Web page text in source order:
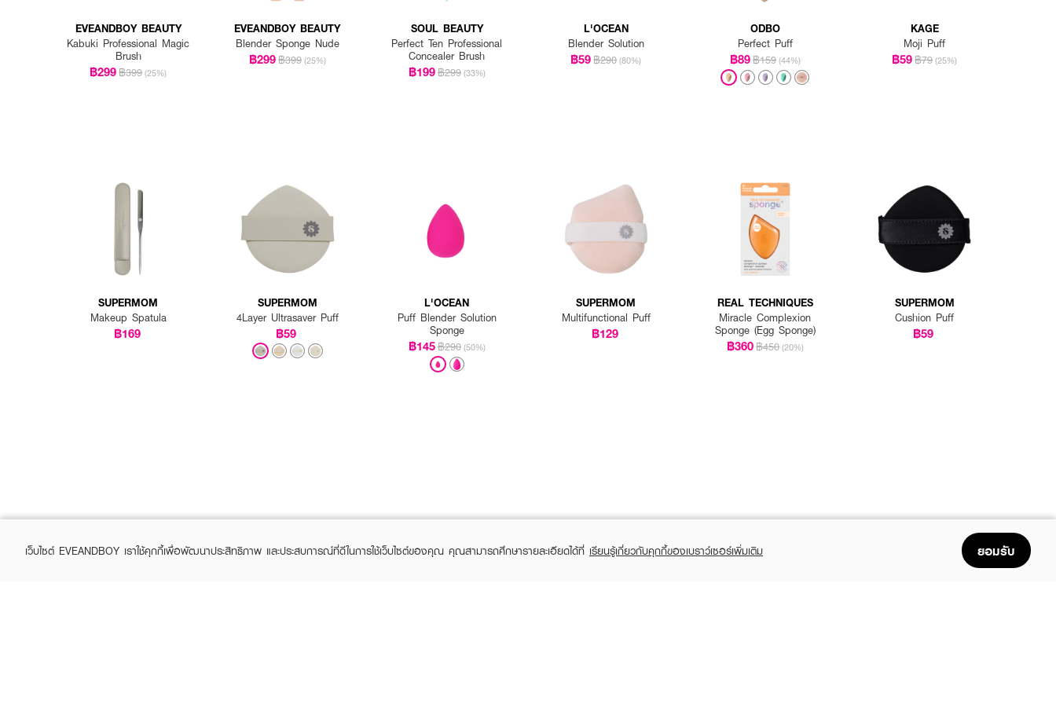
EVEANDBOY BEAUTY
Kabuki Professional Magic
Brush
฿299฿399 (25%)
EVEANDBOY BEAUTY
Blender Sponge Nude
฿299฿399 (25%)
SOUL BEAUTY
Perfect Ten Professional
Concealer Brush
฿199฿299 (33%)
L'OCEAN
Blender Solution
฿59฿290 (80%)
ODBO
Perfect Puff
฿89฿159 (44%)
KAGE
Moji Puff
฿59฿79 (25%)
SUPERMOM
Makeup Spatula
฿169
SUPERMOM
4Layer Ultrasaver Puff
฿59
L'OCEAN
Puff Blender Solution
Sponge
฿145฿290 (50%)
SUPERMOM
Multifunctional Puff
฿129
REAL TECHNIQUES
Miracle Complexion
Sponge (Egg Sponge)
฿360฿450 (20%)
SUPERMOM
Cushion Puff
฿59
เว็บไซต์ EVEANDBOY เราใช้คุกกี้เพื่อพัฒนาประสิทธิภาพ และประสบการณ์ที่ดีในการใช้เว็บไซต์ของคุณ คุณสามารถศึกษารายละเอียดได้ที่ เรียนรู้เกี่ยวกับคุกกี้ของเบราว์เซอร์เพิ่มเติม ยอมรับ